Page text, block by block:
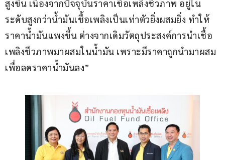
สูงขึ้น เนื่องจากปัจจุบันราคาเชื้อเพลิงชีวภาพ อยู่ใน
ระดับสูงกว่าน้ำมันเชื้อเพลิงเป็นเท่าตัวยิ่งผสมยิ่ง ทำให้
ราคาน้ำมันแพงขึ้น ต่างจากเดิมวัตถุประสงค์การนำเชื้อ
เพลิงชีวภาพมาผสมในน้ำมัน เพราะมีราคาถูกนำมาผสม
เพื่อลดราคาน้ำมันลง”